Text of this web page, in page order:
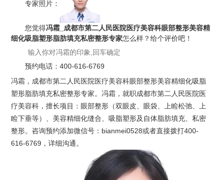
专家照片：
您觉得冯霜_成都市第二人民医院医疗美容科眼部整形美容精
细化吸脂塑形脂肪填充私密整形专家怎么样？给个评价吧！
预约电话：400-616-6769
冯霜，成都市第二人民医院医疗美容科眼部整形美容精细化吸脂
塑形脂肪填充私密整形专家。冯霜，就职成都市第二人民医院医
疗美容科，擅长项目：眼部整形（双眼皮、眼袋、上睑松弛、上
睑下垂等）、美容精细化缝合、吸脂塑形及自体脂肪填充、私密
整形。咨询预约添加微信号：bianmei0528或者直接拨打400-
616-6769，详细沟通。